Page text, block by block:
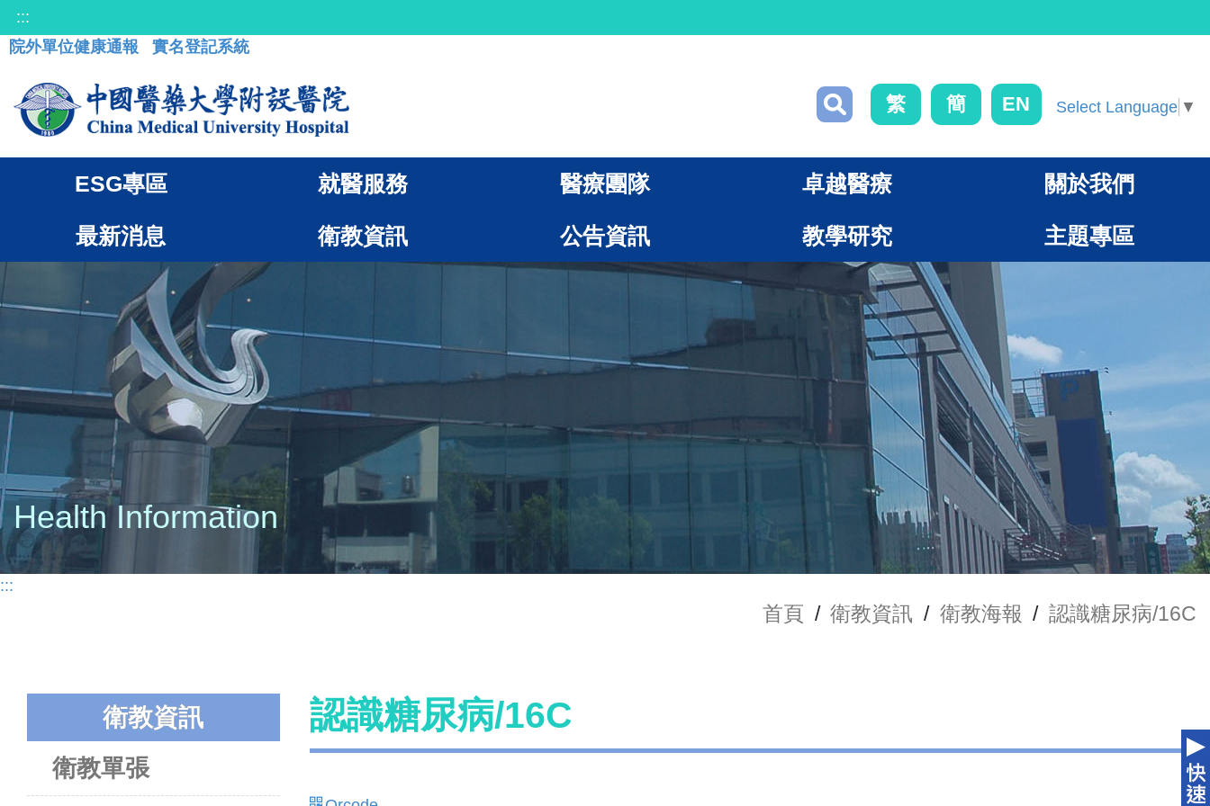
:::
院外單位健康通報
實名登記系統
繁 簡 EN Select Language ▼
ESG專區 就醫服務 醫療團隊 卓越醫療 關於我們
最新消息 衛教資訊 公告資訊 教學研究 主題專區
Health Information
:::
首頁 / 衛教資訊 / 衛教海報 / 認識糖尿病/16C
衛教資訊
衛教單張
認識糖尿病/16C